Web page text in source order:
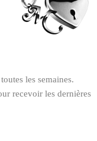
les semaines.
recevoir les dernières